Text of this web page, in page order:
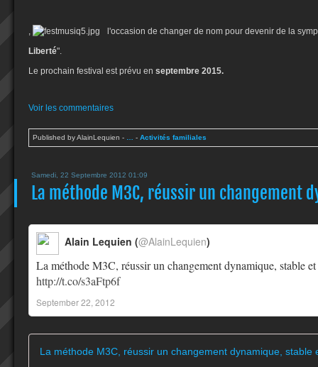
,
l'occasion de changer de nom pour devenir de la
Liberté".
Le prochain festival est prévu en septembre 2015.
Voir les commentaires
Published by AlainLequien - - Activités familiales
Samedi, 22 Septembre 2012 01:09
La méthode M3C, réussir un changement
La méthode M3C, réussir un changement dynamique, stable
http://t.co/s3aFtp6f
Alain Lequien (@AlainLequien)
September 22, 2012
La méthode M3C, réussir un changement dynamique, stable